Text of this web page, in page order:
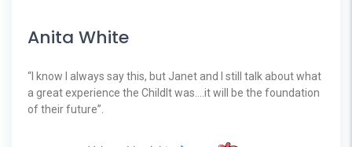
Anita White
“I know I always say this, but Janet and I still talk about what
a great experience the ChildIt was….it will be the foundation
of their future”.